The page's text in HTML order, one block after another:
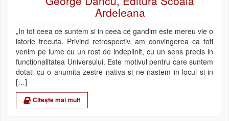
Ardeleana
„In tot ceea ce suntem si in ceea ce gandim este mereu vie o
istorie trecuta. Privind retrospectiv, am convingerea ca toti
venim pe lume cu un rost de indeplinit, cu un sens precis in
functionalitatea Universului. Este motivul pentru care suntem
dotati cu o anumita zestre nativa si ne nastem in locul si in
[…]
Citește mai mult